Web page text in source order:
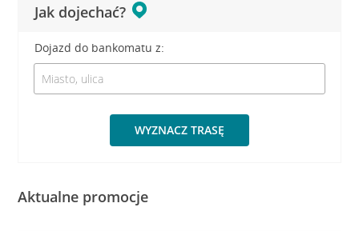
Jak dojechać?
Dojazd do bankomatu z:
WYZNACZ TRASĘ
Aktualne promocje